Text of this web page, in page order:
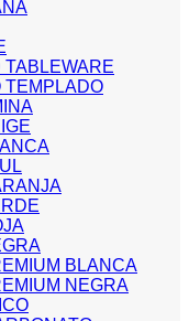
TABLEWARE
TEMPLADO
BLANCA
NEGRA